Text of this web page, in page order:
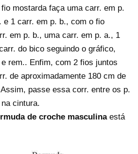
mostarda faça uma carr. em p.
e 1 carr. em p. b., com o fio
em p. b., uma carr. em p. a., 1
do bico seguindo o gráfico,
rem.. Enfim, com 2 fios juntos
de aproximadamente 180 cm de
passe essa corr. entre os p.
cintura.
de croche masculinaestá